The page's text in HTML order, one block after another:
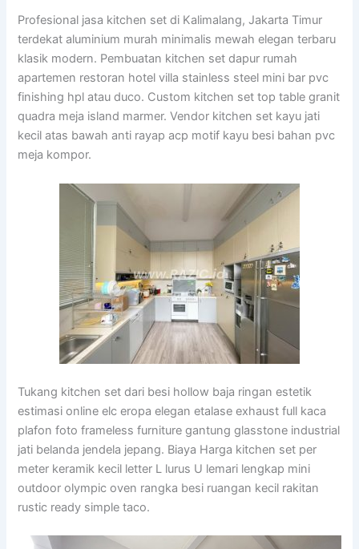
Profesional jasa kitchen set di Kalimalang, Jakarta Timur
terdekat aluminium murah minimalis mewah elegan terbaru
klasik modern. Pembuatan kitchen set dapur rumah
apartemen restoran hotel villa stainless steel mini bar pvc
finishing hpl atau duco. Custom kitchen set top table granit
quadra meja island marmer. Vendor kitchen set kayu jati
kecil atas bawah anti rayap acp motif kayu besi bahan pvc
meja kompor.
Tukang kitchen set dari besi hollow baja ringan estetik
estimasi online elc eropa elegan etalase exhaust full kaca
plafon foto frameless furniture gantung glasstone industrial
jati belanda jendela jepang. Biaya Harga kitchen set per
meter keramik kecil letter L lurus U lemari lengkap mini
outdoor olympic oven rangka besi ruangan kecil rakitan
rustic ready simple taco.